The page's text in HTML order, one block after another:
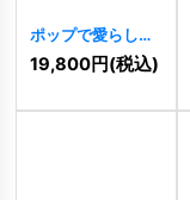
ポップで愛らしい
カメのキャラクタ
ーロゴ [ 11487]
19,800円(税込)